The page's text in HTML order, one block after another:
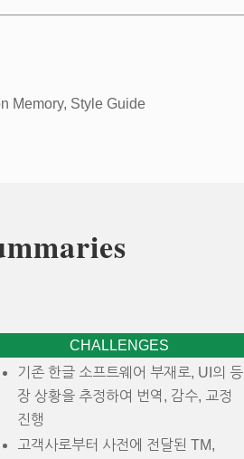
Memory, Style Guide
CHALLENGES
기존 한글 소프트웨어 부재로, UI의 등
장 상황을 추정하여 번역, 감수, 교정
진행
고객사로부터 사전에 전달된 TM,